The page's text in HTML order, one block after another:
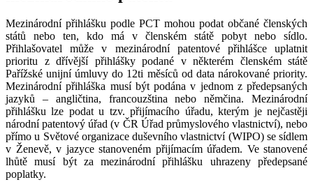
Mezinárodní přihlášku podle PCT mohou podat občané členských
států nebo ten, kdo má v členském státě pobyt nebo sídlo.
Přihlašovatel může v mezinárodní patentové přihlášce uplatnit
prioritu z dřívější přihlášky podané v některém členském státě
Pařížské unijní úmluvy do 12ti měsíců od data nárokované priority.
Mezinárodní přihláška musí být podána v jednom z předepsaných
jazyků – angličtina, francouzština nebo němčina. Mezinárodní
přihlášku lze podat u tzv. přijímacího úřadu, kterým je nejčastěji
národní patentový úřad (v ČR Úřad průmyslového vlastnictví), nebo
přímo u Světové organizace duševního vlastnictví (WIPO) se sídlem
v Ženevě, v jazyce stanoveném přijímacím úřadem. Ve stanovené
lhůtě musí být za mezinárodní přihlášku uhrazeny předepsané
poplatky.